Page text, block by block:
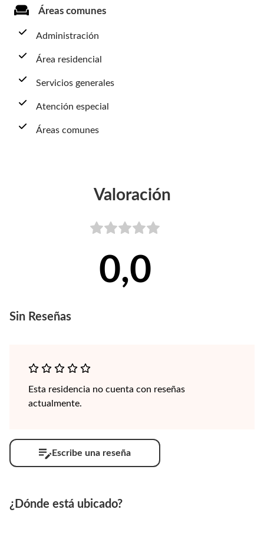
Áreas comunes
Administración
Área residencial
Servicios generales
Atención especial
Áreas comunes
Valoración
0,0
Sin Reseñas
Esta residencia no cuenta con reseñas
actualmente.
Escribe una reseña
¿Dónde está ubicado?